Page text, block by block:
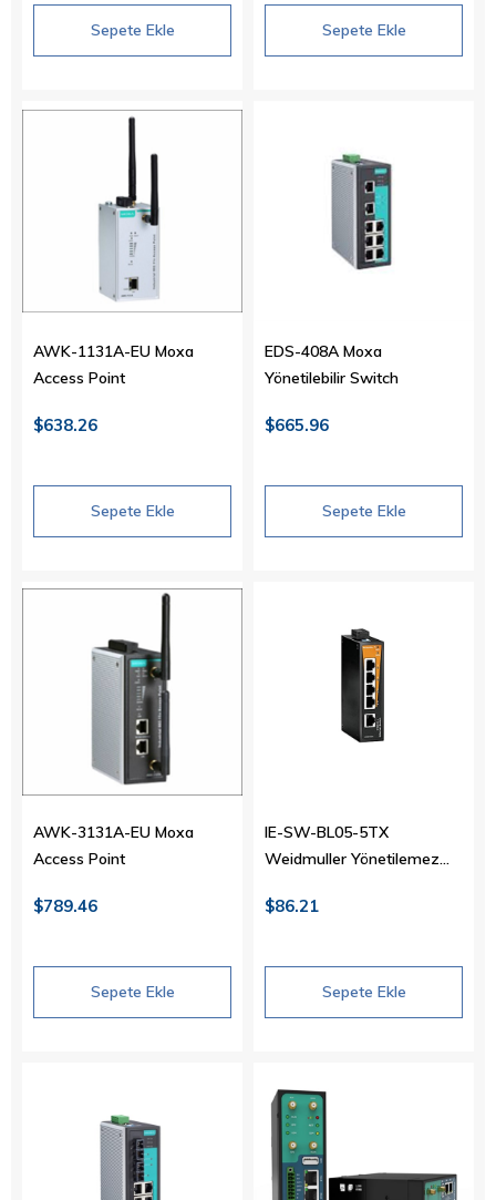
Sepete Ekle Sepete Ekle
AWK-1131A-EU Moxa
Access Point
$638.26
Sepete Ekle
EDS-408A Moxa
Yönetilebilir Switch
$665.96
Sepete Ekle
AWK-3131A-EU Moxa
Access Point
$789.46
Sepete Ekle
IE-SW-BL05-5TX
Weidmuller Yönetilemez
$86.21
Sepete Ekle